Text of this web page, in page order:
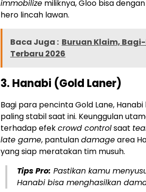
immobilize miliknya, Gloo bisa
hero lincah lawan.
Baca Juga : Buruan Klaim,
Terbaru 2026
3. Hanabi (Gold Laner)
Bagi para pencinta Gold Lane,
paling stabil saat ini. Keunggulan
terhadap efekcrowd controlsaat
late game, pantulandamagearea
yang siap meratakan tim musuh.
Tips Pro: Pastikan kamu
Hanabi bisa menghasilkan